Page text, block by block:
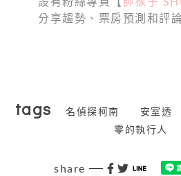
設有粉絲專頁【 帥猴子
分享趨勢、票房預測和評
tags 名偵探柯南 安室透
零的執行人
share